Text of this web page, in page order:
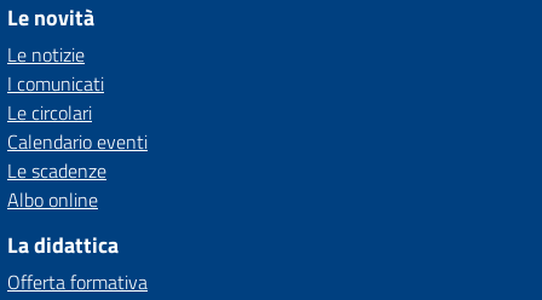
Le novità
Le notizie
I comunicati
Le circolari
Calendario eventi
Le scadenze
Albo online
La didattica
Offerta formativa